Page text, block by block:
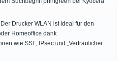
Drucker WLAN ist ideal für den
Homeoffice dank
wie SSL, IPsec und „Vertraulicher